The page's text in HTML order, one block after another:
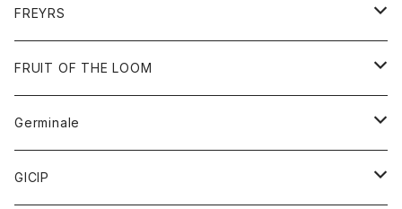
Tシャツ
ボトム
靴
アクセサリー
バッグ
FREYRS
サングラス
FRUIT OF THE LOOM
アウター
パーカー
グッズ
Germinale
靴
GICIP